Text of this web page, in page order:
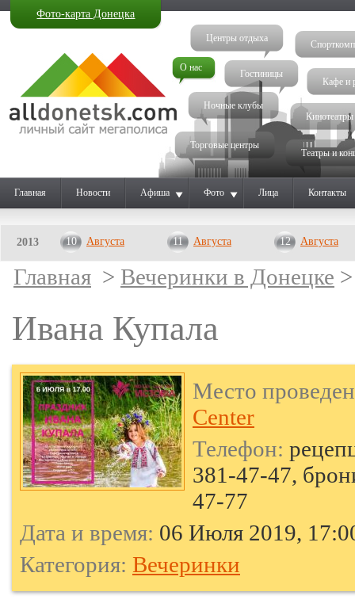
Фото-карта Донецка
О нас
Ночные клубы
Гостиницы
Кинотеатры
Кафе и
Театры и
Центры отдыха
Торговые центры
Главная Новости Афиша Фото Лица Контакты
2013 10 Августа 11 Августа 12 Августа
Главная > Вечеринки в Донецке
Ивана Купала
Место
Center
Телефон:
381-47-47,
47-77
Дата и время: 06 Июля 2019,
Категория: Вечеринки